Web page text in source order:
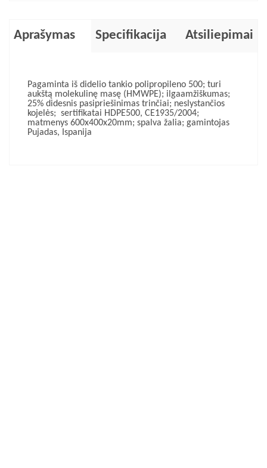
Aprašymas Specifikacija Atsiliepimai
Pagaminta iš didelio tankio polipropileno 500; turi
aukštą molekulinę masę (HMWPE); ilgaamžiškumas;
25% didesnis pasipriešinimas trinčiai; neslystančios
kojelės; sertifikatai HDPE500, CE1935/2004;
matmenys 600x400x20mm; spalva žalia; gamintojas
Pujadas, Ispanija